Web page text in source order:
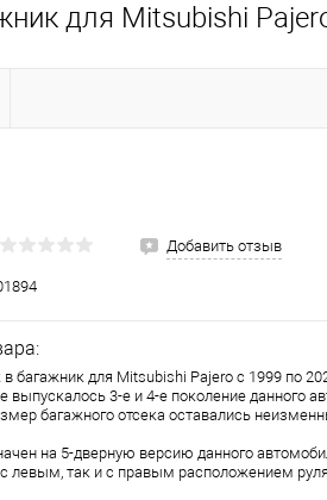
для Mitsubishi
Добавить отзыв
багажник для Mitsubishi Pajero с 1999 по
выпускалось 3-е и 4-е поколение данного
багажного отсека оставались
на 5-дверную версию данного
левым, так и с правым расположением